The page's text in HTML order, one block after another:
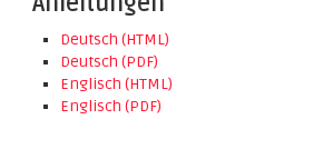
Deutsch (HTML)
Deutsch (PDF)
Englisch (HTML)
Englisch (PDF)